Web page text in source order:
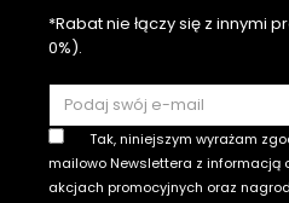
*Rabat nie łączy się z innymi
0%).
Tak, niniejszym wyrażam
mailowo Newslettera z informacją
akcjach promocyjnych oraz